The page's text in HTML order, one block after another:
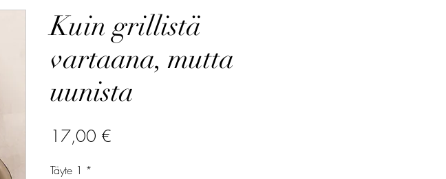
Kuin grillistä
vartaana, mutta
uunista
17,00 €
Täyte 1 *